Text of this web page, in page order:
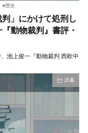
#歴史
」にかけて処刑し
動物裁判』書評・
池上俊一『動物裁判 西欧中
読書